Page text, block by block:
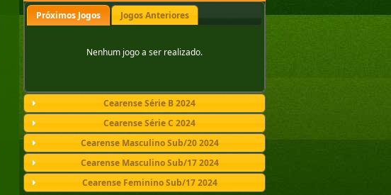
Próximos Jogos
Jogos Anteriores
Nenhum jogo a ser realizado.
Cearense Série B 2024
Cearense Série C 2024
Cearense Masculino Sub/20 2024
Cearense Masculino Sub/17 2024
Cearense Feminino Sub/17 2024